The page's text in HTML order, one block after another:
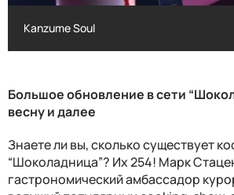
Kanzume Soul
Большое обновление в сети
весну и далее
Знаете ли вы, сколько существует
“Шоколадница”? Их 254! Марк
гастрономический амбассадор